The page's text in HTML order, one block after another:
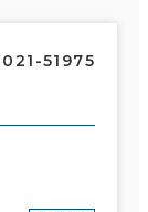
021-51975